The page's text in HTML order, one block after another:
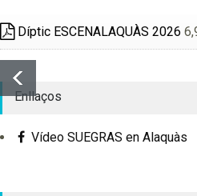
Díptic ESCENALAQUÀS 2026
Enllaços
Vídeo SUEGRAS en Alaquàs